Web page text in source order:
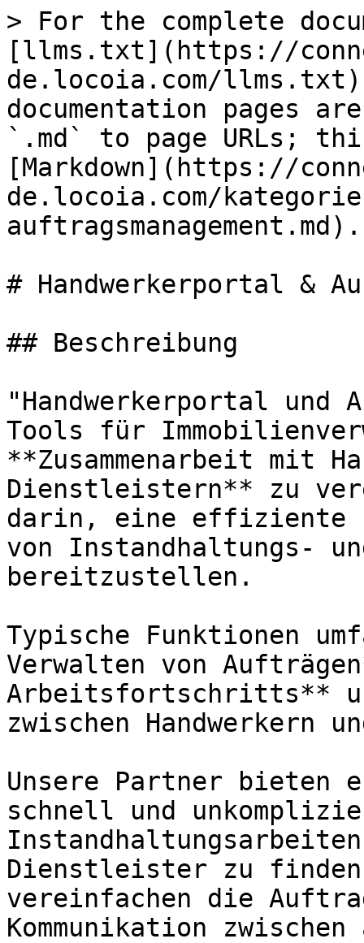
> For the complete
[llms.txt](https://
de.locoia.com/
documentation pages
`.md` to page URLs;
[Markdown](https://
de.locoia.com/
auftragsmanagement.md).
# Handwerkerportal &
## Beschreibung
"Handwerkerportal und
Tools für
**Zusammenarbeit mit
Dienstleistern** zu
darin, eine effiziente
von Instandhaltungs-
bereitzustellen.
Typische Funktionen
Verwalten von
Arbeitsfortschritts**
zwischen Handwerkern
Unsere Partner bieten
schnell und
Dienstleister zu
vereinfachen die
Kommunikation